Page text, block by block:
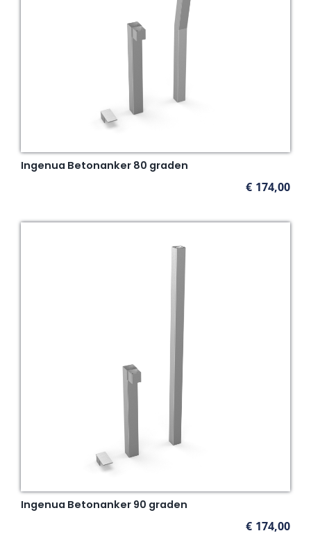
Ingenua Betonanker 80 graden
€ 174,00
Ingenua Betonanker 90 graden
€ 174,00